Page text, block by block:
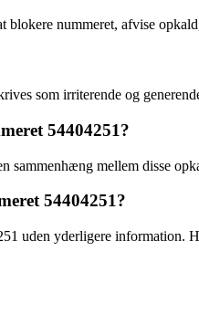
nummeret, afvise
som irriterende og
54404251?
sammenhæng mellem disse
54404251?
uden yderligere information.